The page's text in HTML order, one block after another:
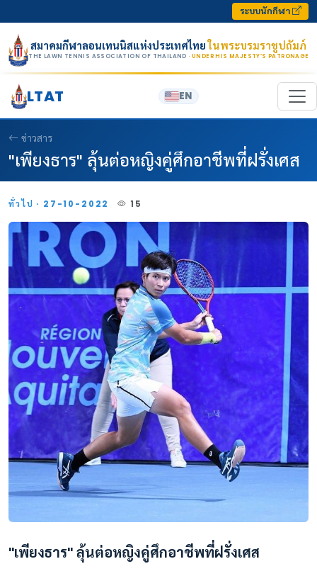
ระบบนักกีฬา
สมาคมกีฬาลอนเทนนิสแห่งประเทศไทยในพระบรมราชูปถัมภ์
THE LAWN TENNIS ASSOCIATION OF THAILAND · UNDER HIS MAJESTY’S PATRONAGE
LTAT EN
ข่าวสาร
"เพียงธาร" ลุ้นต่อหญิงคู่ศึกอาชีพที่ฝรั่งเศส
ทั่วไป · 27-10-2022 15
"เพียงธาร" ลุ้นต่อหญิงคู่ศึกอาชีพที่ฝรั่งเศส